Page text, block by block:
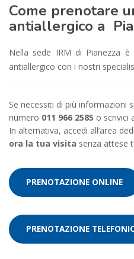
Come prenotare
antiallergico a
Nella sede IRM di Pianezza
antiallergico con i nostri
Se necessiti di più informazioni
numero 011 966 2585 o scrivici
In alternativa, accedi all’area
ora la tua visita senza attese
PRENOTAZIONE ONLINE
PRENOTAZIONE